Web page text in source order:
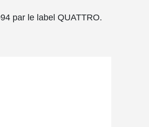
par le label QUATTRO.